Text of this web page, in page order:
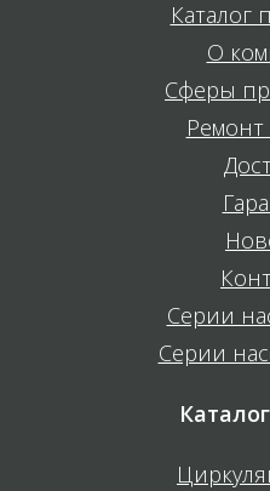
Каталог
О
Сферы
Ремонт
Серии
Серии